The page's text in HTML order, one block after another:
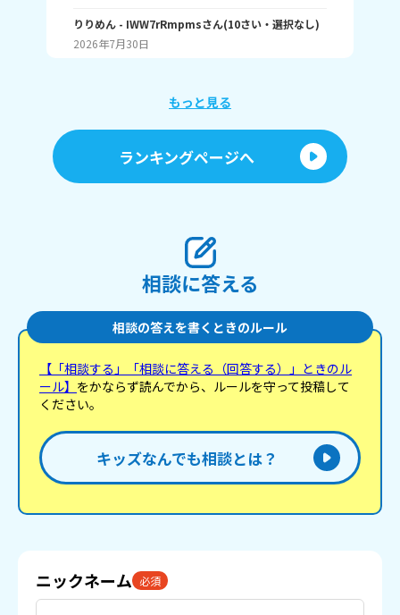
す！ 最後まで見てくれてありがとう！ ではバイバ
イ！
りりめん - IWW7rRmpmsさん(10さい・ 選択なし)
2026年7月30日
もっと見る
ランキングページへ
相談に答える
相談の答えを書くときのルール
【「相談する」「相談に答える（回答する）」ときのル
ール】 をかならず読んでから、ルールを守って投稿して
ください。
キッズなんでも相談とは？
ニックネーム 必須